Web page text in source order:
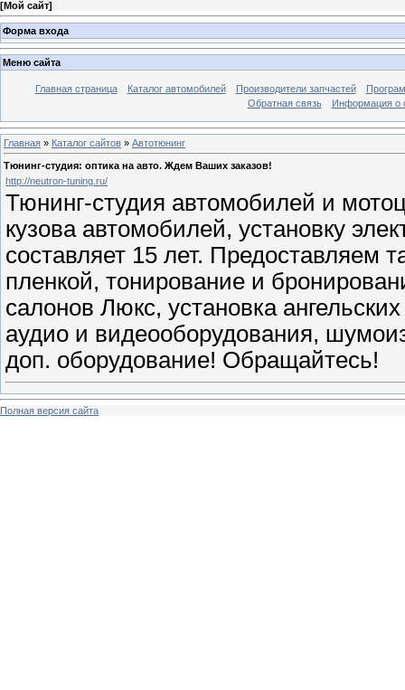
[Мой сайт]
Форма входа
Меню сайта
Главная страница Каталог автомобилей Производители запчастей
Обратная связь
Информация о
Главная » Каталог сайтов » Автотюнинг
Тюнинг-студия: оптика на авто. Ждем Ваших заказов!
http://neutron-tuning.ru/
Тюнинг-студия автомобилей и
кузова автомобилей, установку
составляет 15 лет. Предоставляем
пленкой, тонирование и
салонов Люкс, установка
аудио и видеооборудования,
доп. оборудование! Обращайтесь!
Полная версия сайта